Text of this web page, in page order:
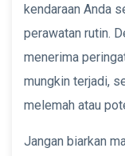
kendaraan Anda
perawatan rutin.
menerima
mungkin terjadi,
melemah atau
Jangan biarkan